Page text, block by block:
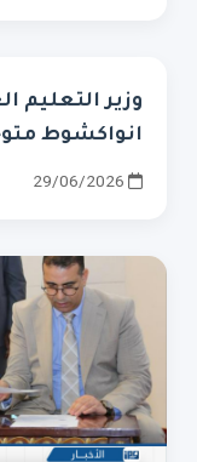
وزير التعليم
انواكشوط
29/06/2026